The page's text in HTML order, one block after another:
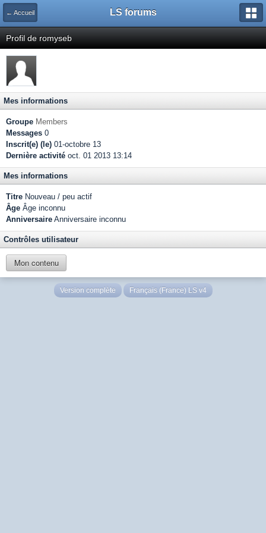
← Accueil LS forums
Profil de romyseb
Mes informations
Groupe Members
Messages 0
Inscrit(e) (le) 01-octobre 13
Dernière activité oct. 01 2013 13:14
Mes informations
Titre Nouveau / peu actif
Âge Âge inconnu
Anniversaire Anniversaire inconnu
Contrôles utilisateur
Mon contenu
Version complète Français (France) LS v4